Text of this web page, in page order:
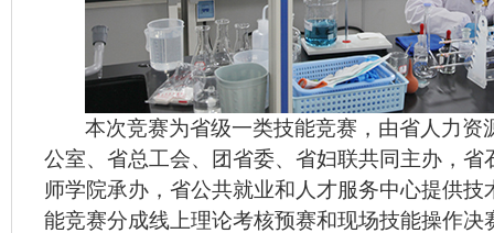
本次竞赛为省级一类技能竞赛，由省人力
公室、省总工会、团省委、省妇联共同主办，
师学院承办，省公共就业和人才服务中心提供
能竞赛分成线上理论考核预赛和现场技能操作决